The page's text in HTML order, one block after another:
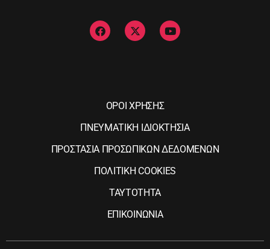
ΟΡΟΙ ΧΡΗΣΗΣ
ΠΝΕΥΜΑΤΙΚΗ ΙΔΙΟΚΤΗΣΙΑ
ΠΡΟΣΤΑΣΙΑ ΠΡΟΣΩΠΙΚΩΝ ΔΕΔΟΜΕΝΩΝ
ΠΟΛΙΤΙΚΗ COOKIES
ΤΑΥΤΟΤΗΤΑ
ΕΠΙΚΟΙΝΩΝΙΑ